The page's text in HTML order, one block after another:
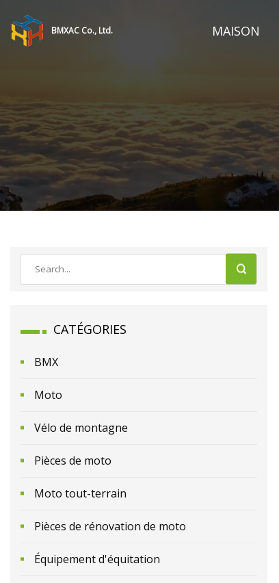
BMXAC Co., Ltd. MAISON
CATÉGORIES
BMX
Moto
Vélo de montagne
Pièces de moto
Moto tout-terrain
Pièces de rénovation de moto
Équipement d'équitation